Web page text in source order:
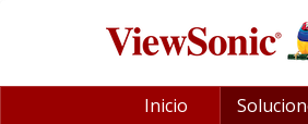
Inicio